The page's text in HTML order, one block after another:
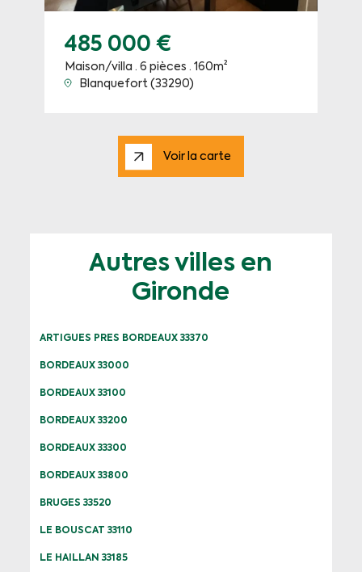
485 000 €
Maison/villa · 6 pièces · 160m²
Blanquefort (33290)
Voir la carte
Autres villes en
Gironde
ARTIGUES PRES BORDEAUX 33370
BORDEAUX 33000
BORDEAUX 33100
BORDEAUX 33200
BORDEAUX 33300
BORDEAUX 33800
BRUGES 33520
LE BOUSCAT 33110
LE HAILLAN 33185